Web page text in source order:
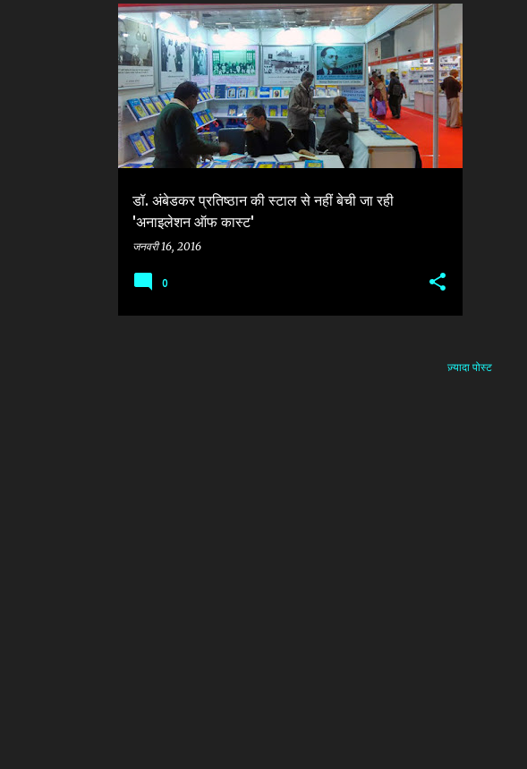
सं
दे
श
डॉ. अंबेडकर प्रतिष्ठान की स्टाल से नहीं बेची जा रही
'अनाइलेशन ऑफ कास्ट'
जनवरी 16, 2016
AMBEDKAR PRATSTHAN ARVIND SHESH
0
ज़्यादा पोस्ट